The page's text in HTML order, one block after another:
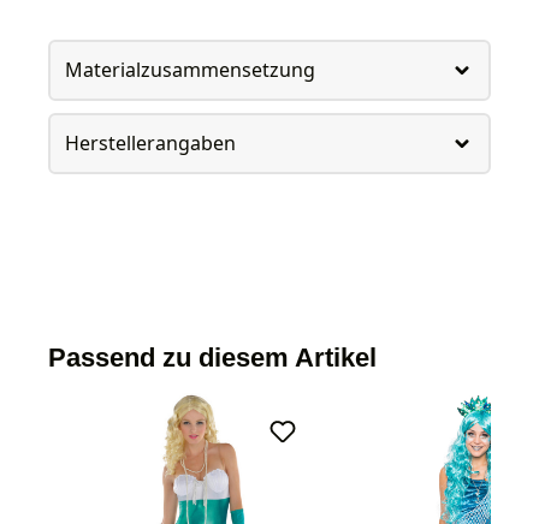
Materialzusammensetzung
Herstellerangaben
Passend zu diesem Artikel